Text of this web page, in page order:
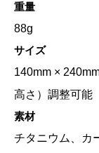
重量
88g
サイズ
140mm ×
高さ）調整可
素材
チタニウム、カ